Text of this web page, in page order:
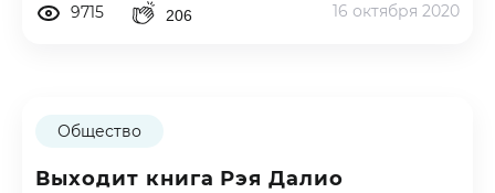
9715 206 16 октября 2020
Общество
Выходит книга Рэя Далио